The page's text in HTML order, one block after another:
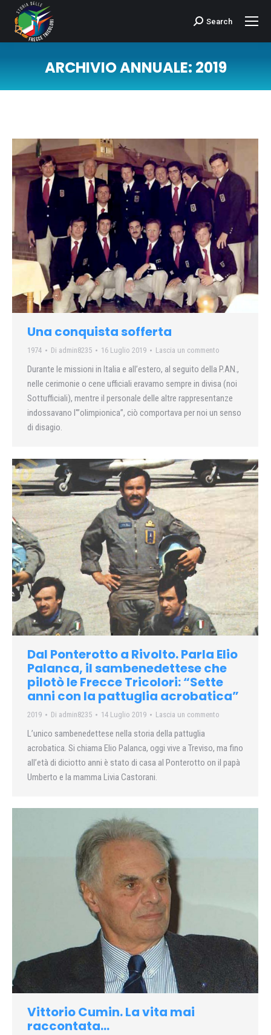
Cerca:Search
ARCHIVIO ANNUALE:2019
Una conquista sofferta
1974 Di admin8235 16 Luglio 2019 Lascia un commento
Durante le missioni in Italia e all’estero, al seguito della P.AN.,
nelle cerimonie o cene ufficiali eravamo sempre in divisa (noi
Sottufficiali), mentre il personale delle altre rappresentanze
indossavano l'”olimpionica”, ciò comportava per noi un senso
di disagio.
Dal Ponterotto a Rivolto. Parla Elio
Palanca, il sambenedettese che
pilotò le Frecce Tricolori: “Sette
anni con la pattuglia acrobatica”
2019 Di admin8235 14 Luglio 2019 Lascia un commento
L’unico sambenedettese nella storia della pattuglia
acrobatica. Si chiama Elio Palanca, oggi vive a Treviso, ma fino
all’età di diciotto anni è stato di casa al Ponterotto on il papà
Umberto e la mamma Livia Castorani.
Vittorio Cumin. La vita mai
raccontata…